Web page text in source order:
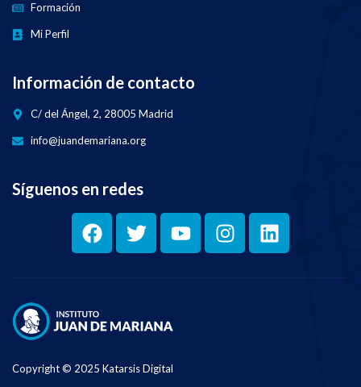
Formación
Mi Perfil
Información de contacto
C/ del Ángel, 2, 28005 Madrid
info@juandemariana.org
Síguenos en redes
Copyright © 2025 Katarsis Digital